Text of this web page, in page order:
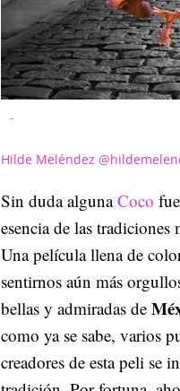
-
Hilde Meléndez
Sin duda algunaCoco
esencia de las
Una película llena de
sentirnos aún más
bellas y admiradas de
como ya se sabe, varios
creadores de esta peli se